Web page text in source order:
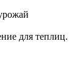
для теплиц.